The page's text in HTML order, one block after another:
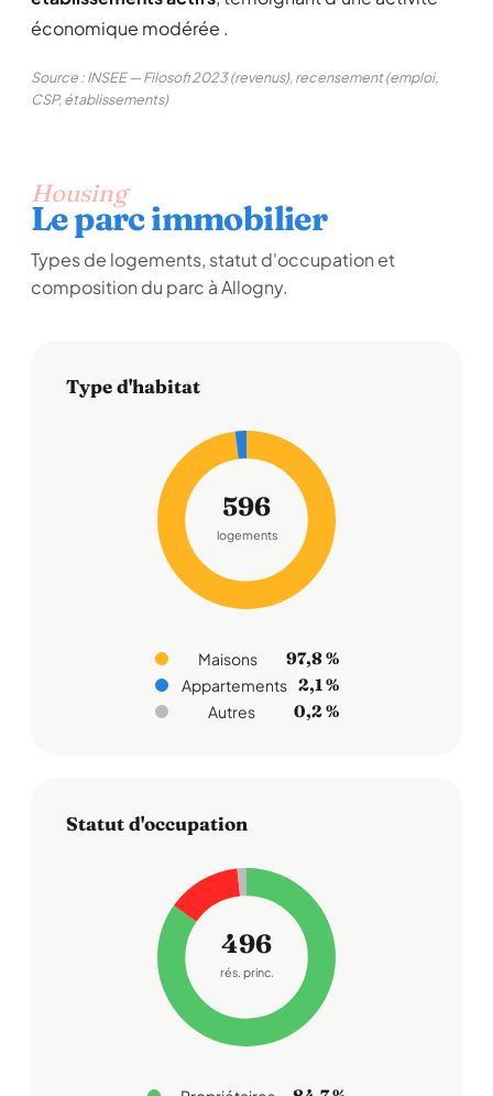
économique modérée .
Source : INSEE — Filosofi 2023 (revenus), recensement (emploi,
CSP, établissements)
Housing
Le parc immobilier
Types de logements, statut d'occupation et
composition du parc à Allogny.
Type d'habitat
596
logements
Maisons 97,8 %
Appartements 2,1 %
Autres 0,2 %
Statut d'occupation
496
rés. princ.